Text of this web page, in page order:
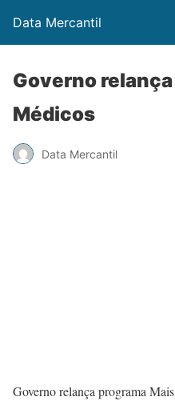
Data Mercantil
Governo
Médicos
Data Mercantil
Governo relança programa